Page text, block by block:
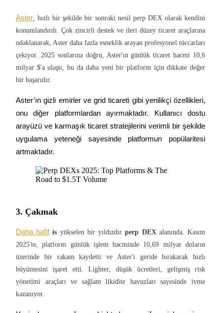
Staking
Yüksek getiri ve anında erişim
Popüler token'lar kazanmak için esnek staking
Aster , hızlı bir şekilde bir sonraki nesil perp DEX olarak kendini
konumlandırdı. Çok zincirli destek ve ileri düzey ticaret araçlarına
odaklanarak, Aster daha fazla esneklik arayan profesyonel tüccarları
çekiyor. 2025 sonlarına doğru, Aster'ın günlük ticaret hacmi 10,6
milyar $'a ulaştı, bu da daha yeni bir platform için dikkate değer
bir başarıdır.
Aster’ın gizli emirler ve grid ticareti gibi yenilikçi özellikleri,
onu diğer platformlardan ayırmaktadır. Kullanıcı dostu
arayüzü ve karmaşık ticaret stratejilerini verimli bir şekilde
uygulama yeteneği sayesinde platformun popülaritesi
artmaktadır.
3. Çakmak
Daha hafif is yükselen bir yıldızdırperp DEXalanında. Kasım
2025'te, platform günlük işlem hacminde 10,69 milyar doların
üzerinde bir rakam kaydetti ve Aster'i geride bırakarak hızlı
büyümesini işaret etti. Lighter, düşük ücretleri, gelişmiş risk
yönetimi araçları ve sağlam likidite havuzları sayesinde ivme
kazanıyor.